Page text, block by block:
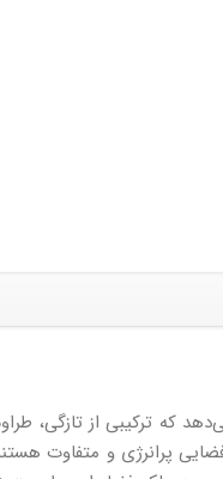
که ترکیبی از
پرانرژی و متفاوت